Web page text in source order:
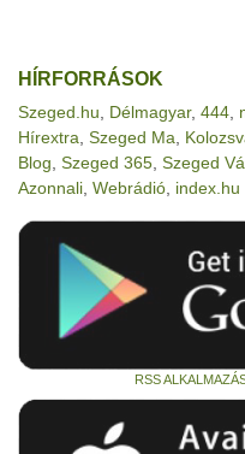
HÍRFORRÁSOK
Szeged.hu Délmagyar, 444
Hírextra Szeged Ma
Blog Szeged 365 Szeged
Azonnali Webrádió index.hu
RSS